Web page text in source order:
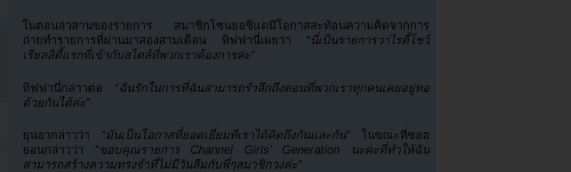
ในตอนอวสานของรายการ สมาชิกโซนยอชิแดมีโอกาสสะท้อนความคิดจากการ
ถ่ายทำรายการที่ผ่านมาสองสามเดือน ทิฟฟานี่เผยว่า “นี่เป็นรายการวาไรตี้โชว์
เรียลลิตี้แรกที่เข้ากับสไตล์ที่พวกเราต้องการค่ะ”
ทิฟฟานี่กล่าวต่อ “ฉันรักในการที่ฉันสามารถรำลึกถึงตอนที่พวกเราทุกคนเคยอยู่หอ
ด้วยกันได้ค่ะ”
ยุนอากล่าวว่า “มันเป็นโอกาสที่ยอดเยี่ยมที่เราได้คิดถึงกันและกัน” ในขณะที่ซอฮ
ยอนกล่าวว่า “ขอบคุณรายการ Channel Girls’ Generation นะคะที่ทำให้ฉัน
สามารถสร้างความทรงจำที่ไม่มีวันลืมกับพี่ๆสมาชิกวงค่ะ”